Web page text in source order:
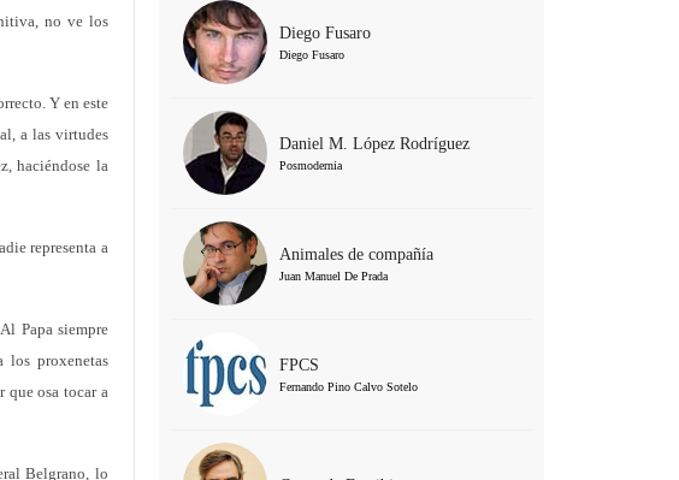
no ve los
Y en este
a las virtudes
haciéndose la
representa a
Papa siempre
los proxenetas
que osa tocar a
Belgrano, lo
Diego Fusaro
Diego Fusaro
Daniel M. López Rodríguez
Posmodernia
Animales de compañía
Juan Manuel De Prada
FPCS
Fernando Pino Calvo Sotelo